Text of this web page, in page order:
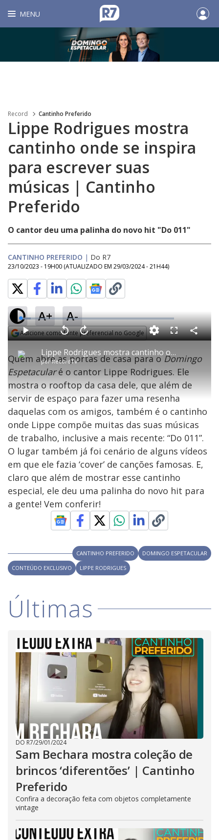
MENU
Record Cantinho Preferido
Lippe Rodrigues mostra
cantinho onde se inspira
para escrever suas
músicas | Cantinho
Preferido
O cantor deu uma palinha do novo hit "Do 011"
CANTINHO PREFERIDO | Do R7
23/10/2023 - 19H00 (ATUALIZADO EM 29/03/2024 - 21H44)
A+ A-
Adicione como fonte preferencial no Google
P
l
a
y
V
i
d
e
Lippe Rodrigues mostra cantinho onde se inspira para escrever suas músicas | Cantinho Preferido
porRecordTV
P V
l
t
a
r
0
e
g
n
d
s
A
a
n
ç
a
1
u
n
o
s
M
u
d
o
L
o
a
d
e
.
7
6
%
F
l
s
c
n
C
o
a
r
t
Quem abre as portas de casa para oDomingo
Espetacularé o cantor Lippe Rodrigues. Ele
mostra o rooftop da casa dele, que além de
servir de espaço para fazer uma resenha
daquelas com os amigos, também é o cantinho
onde Lippe compõe muitas das suas músicas
de trabalho, inclusive a mais recente: “Do 011”.
O lugar também já foi cenário de alguns vídeos
em que ele fazia ‘cover’ de canções famosas. E,
claro que além de mostrar esse cantinho
especial, ele deu uma palinha do novo hit para
a gente! Vem conferir!
CANTINHO PREFERIDO
DOMINGO ESPETACULAR
CONTEÚDO EXCLUSIVO
LIPPE RODRIGUES
Últimas
DO R7/29/01/2024
Sam Bechara mostra coleção de
brincos ‘diferentões’ | Cantinho
Preferido
Confira a decoração feita com objetos completamente
vintage